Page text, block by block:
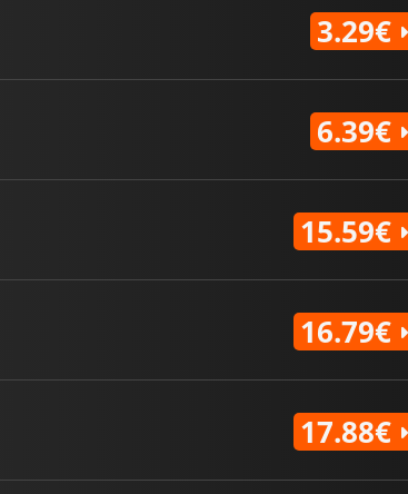
3.29€
6.39€
15.59€
16.79€
17.88€